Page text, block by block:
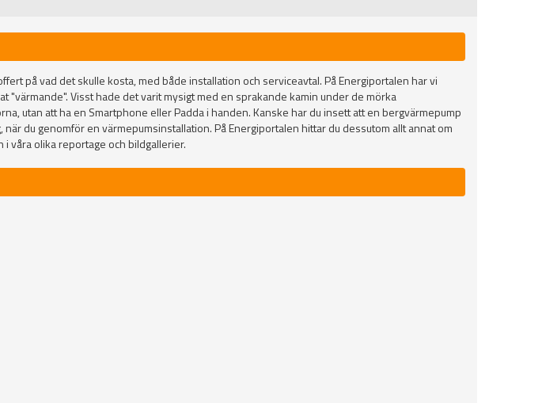
på vad det skulle kosta, med både installation och serviceavtal. På Energiportalen har vi
Visst hade det varit mysigt med en sprakande kamin under de mörka
utan att ha en Smartphone eller Padda i handen. Kanske har du insett att en bergvärmepump
du genomför en värmepumsinstallation. På Energiportalen hittar du dessutom allt annat om
våra olika reportage och bildgallerier.